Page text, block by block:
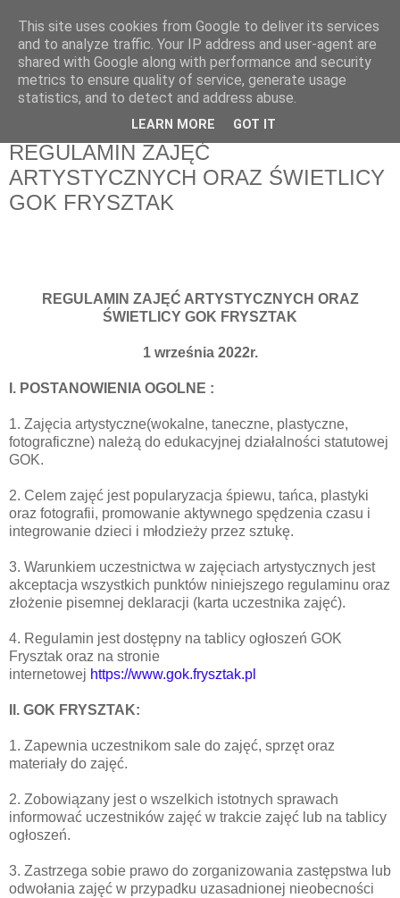
REGULAMIN ZAJĘĆ
ARTYSTYCZNYCH ORAZ ŚWIETLICY
GOK FRYSZTAK
REGULAMIN ZAJĘĆ ARTYSTYCZNYCH ORAZ
ŚWIETLICY GOK FRYSZTAK
1 września 2022r.
I. POSTANOWIENIA OGOLNE :
1. Zajęcia artystyczne(wokalne, taneczne, plastyczne,
fotograficzne) należą do edukacyjnej działalności statutowej
GOK.
2. Celem zajęć jest popularyzacja śpiewu, tańca, plastyki
oraz fotografii, promowanie aktywnego spędzenia czasu i
integrowanie dzieci i młodzieży przez sztukę.
3. Warunkiem uczestnictwa w zajęciach artystycznych jest
akceptacja wszystkich punktów niniejszego regulaminu oraz
złożenie pisemnej deklaracji (karta uczestnika zajęć).
4. Regulamin jest dostępny na tablicy ogłoszeń GOK
Frysztak oraz na stronie
internetowej https://www.gok.frysztak.pl
II. GOK FRYSZTAK:
1. Zapewnia uczestnikom sale do zajęć, sprzęt oraz
materiały do zajęć.
2. Zobowiązany jest o wszelkich istotnych sprawach
informować uczestników zajęć w trakcie zajęć lub na tablicy
ogłoszeń.
3. Zastrzega sobie prawo do zorganizowania zastępstwa lub
odwołania zajęć w przypadku uzasadnionej nieobecności
This site uses cookies from Google to deliver its services
and to analyze traffic. Your IP address and user-agent are
shared with Google along with performance and security
metrics to ensure quality of service, generate usage
statistics, and to detect and address abuse.
LEARN MORE GOT IT